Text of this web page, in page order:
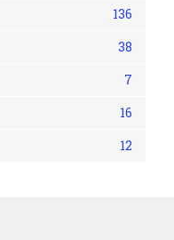
136
38
7
16
12